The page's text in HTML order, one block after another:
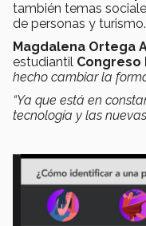
también temas
de personas y turismo.
Magdalena Ortega
estudiantil Congreso
hecho cambiar la
“Ya que está en
tecnología y las